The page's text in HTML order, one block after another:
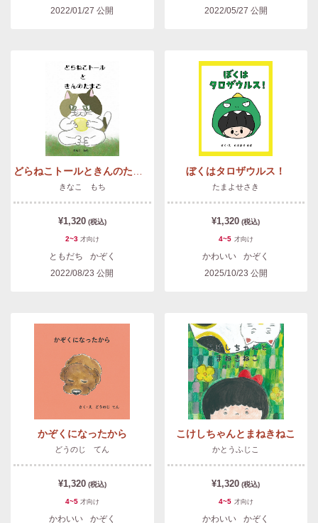
2022/01/27 公開
2022/05/27 公開
きなこ もち
¥1,320 (税込)
2~3 才向け
ともだち
かぞく
2022/08/23 公開
ぼくはタロザウルス！
たまよせさき
¥1,320 (税込)
4~5 才向け
かわいい
かぞく
2025/10/23 公開
かぞくになったから
どうのじ てん
¥1,320 (税込)
4~5 才向け
かわいい
かぞく
こけしちゃんとまねきねこ
かとうふじこ
¥1,320 (税込)
4~5 才向け
かわいい
かぞく